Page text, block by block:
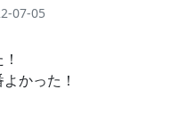
07-05
かった！